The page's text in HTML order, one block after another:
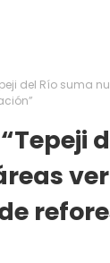
del Río suma